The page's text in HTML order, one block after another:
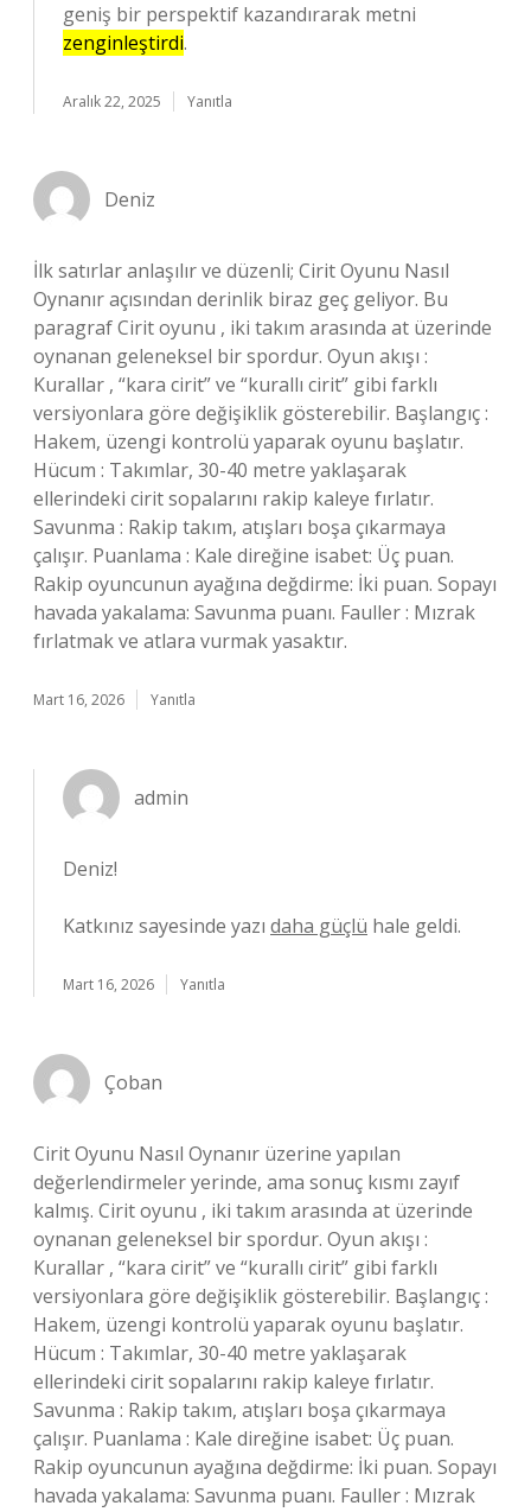
geniş bir perspektif kazandırarak metni
zenginleştirdi.
Aralık 22, 2025 Yanıtla
Deniz
İlk satırlar anlaşılır ve düzenli; Cirit Oyunu Nasıl
Oynanır açısından derinlik biraz geç geliyor. Bu
paragraf Cirit oyunu , iki takım arasında at üzerinde
oynanan geleneksel bir spordur. Oyun akışı :
Kurallar , “kara cirit” ve “kurallı cirit” gibi farklı
versiyonlara göre değişiklik gösterebilir. Başlangıç :
Hakem, üzengi kontrolü yaparak oyunu başlatır.
Hücum : Takımlar, 30-40 metre yaklaşarak
ellerindeki cirit sopalarını rakip kaleye fırlatır.
Savunma : Rakip takım, atışları boşa çıkarmaya
çalışır. Puanlama : Kale direğine isabet: Üç puan.
Rakip oyuncunun ayağına değdirme: İki puan. Sopayı
havada yakalama: Savunma puanı. Fauller : Mızrak
fırlatmak ve atlara vurmak yasaktır.
Mart 16, 2026 Yanıtla
admin
Deniz!
Katkınız sayesinde yazı daha güçlü hale geldi.
Mart 16, 2026 Yanıtla
Çoban
Cirit Oyunu Nasıl Oynanır üzerine yapılan
değerlendirmeler yerinde, ama sonuç kısmı zayıf
kalmış. Cirit oyunu , iki takım arasında at üzerinde
oynanan geleneksel bir spordur. Oyun akışı :
Kurallar , “kara cirit” ve “kurallı cirit” gibi farklı
versiyonlara göre değişiklik gösterebilir. Başlangıç :
Hakem, üzengi kontrolü yaparak oyunu başlatır.
Hücum : Takımlar, 30-40 metre yaklaşarak
ellerindeki cirit sopalarını rakip kaleye fırlatır.
Savunma : Rakip takım, atışları boşa çıkarmaya
çalışır. Puanlama : Kale direğine isabet: Üç puan.
Rakip oyuncunun ayağına değdirme: İki puan. Sopayı
havada yakalama: Savunma puanı. Fauller : Mızrak